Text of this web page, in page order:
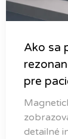
Ako sa
pre
detailné